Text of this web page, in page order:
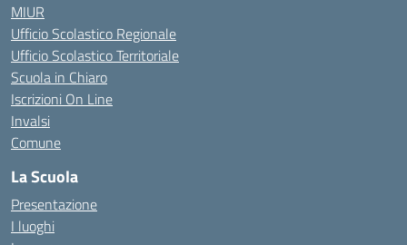
MIUR
Ufficio Scolastico Regionale
Ufficio Scolastico Territoriale
Scuola in Chiaro
Iscrizioni On Line
Invalsi
Comune
La Scuola
Presentazione
I luoghi